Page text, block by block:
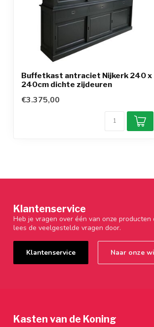
Buffetkast antraciet Nijkerk 240 x
240cm dichte zijdeuren
€3.375,00
Klantenservice
Heb je vragen over één van onze
lees de veelgestelde vragen door.
Klantenservice Naar onze
Kasten van de Koning